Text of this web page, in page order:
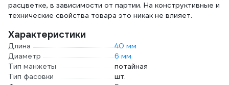
расцветке, в зависимости от партии. На конструктивные и
технические свойства товара это никак не влияет.
Характеристики
Длина
40 мм
Диаметр
6 мм
Тип манжеты
потайная
Тип фасовки
шт.